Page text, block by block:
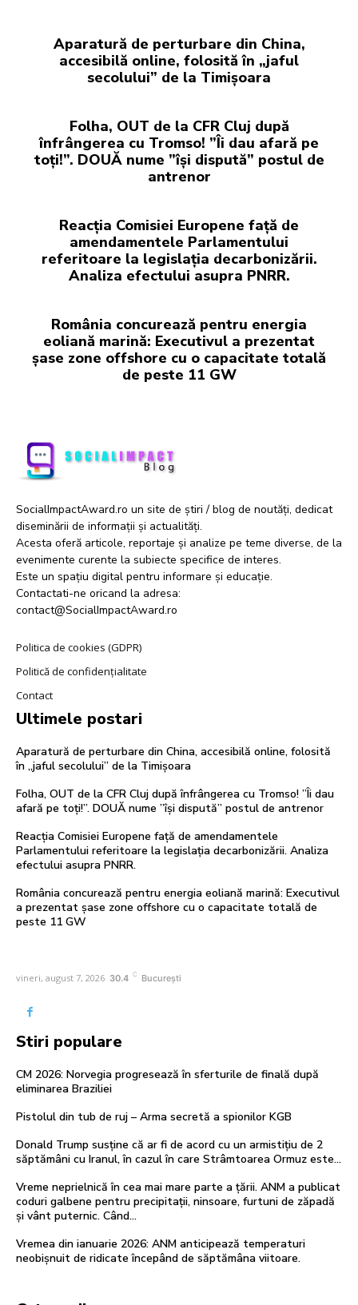
Aparatură de perturbare din China,
accesibilă online, folosită în „jaful
secolului” de la Timișoara
Folha, OUT de la CFR Cluj după
înfrângerea cu Tromso! ”Îi dau afară pe
toți!”. DOUĂ nume ”își dispută” postul de
antrenor
Reacția Comisiei Europene față de
amendamentele Parlamentului
referitoare la legislația decarbonizării.
Analiza efectului asupra PNRR.
România concurează pentru energia
eoliană marină: Executivul a prezentat
șase zone offshore cu o capacitate totală
de peste 11 GW
SocialImpactAward.ro un site de știri / blog de noutăți, dedicat
diseminării de informații și actualități.
Acesta oferă articole, reportaje și analize pe teme diverse, de la
evenimente curente la subiecte specifice de interes.
Este un spațiu digital pentru informare și educație.
Contactati-ne oricand la adresa:
contact@SocialImpactAward.ro
Politica de cookies (GDPR)
Politică de confidențialitate
Contact
Ultimele postari
Aparatură de perturbare din China, accesibilă online, folosită
în „jaful secolului” de la Timișoara
Folha, OUT de la CFR Cluj după înfrângerea cu Tromso! ”Îi dau
afară pe toți!”. DOUĂ nume ”își dispută” postul de antrenor
Reacția Comisiei Europene față de amendamentele
Parlamentului referitoare la legislația decarbonizării. Analiza
efectului asupra PNRR.
România concurează pentru energia eoliană marină: Executivul
a prezentat șase zone offshore cu o capacitate totală de
peste 11 GW
vineri, august 7, 2026 30.4 C București
Stiri populare
CM 2026: Norvegia progresează în sferturile de finală după
eliminarea Braziliei
Pistolul din tub de ruj – Arma secretă a spionilor KGB
Donald Trump susține că ar fi de acord cu un armistițiu de 2
săptămâni cu Iranul, în cazul în care Strâmtoarea Ormuz este…
Vreme neprielnică în cea mai mare parte a țării. ANM a publicat
coduri galbene pentru precipitații, ninsoare, furtuni de zăpadă
și vânt puternic. Când...
Vremea din ianuarie 2026: ANM anticipează temperaturi
neobișnuit de ridicate începând de săptămâna viitoare.